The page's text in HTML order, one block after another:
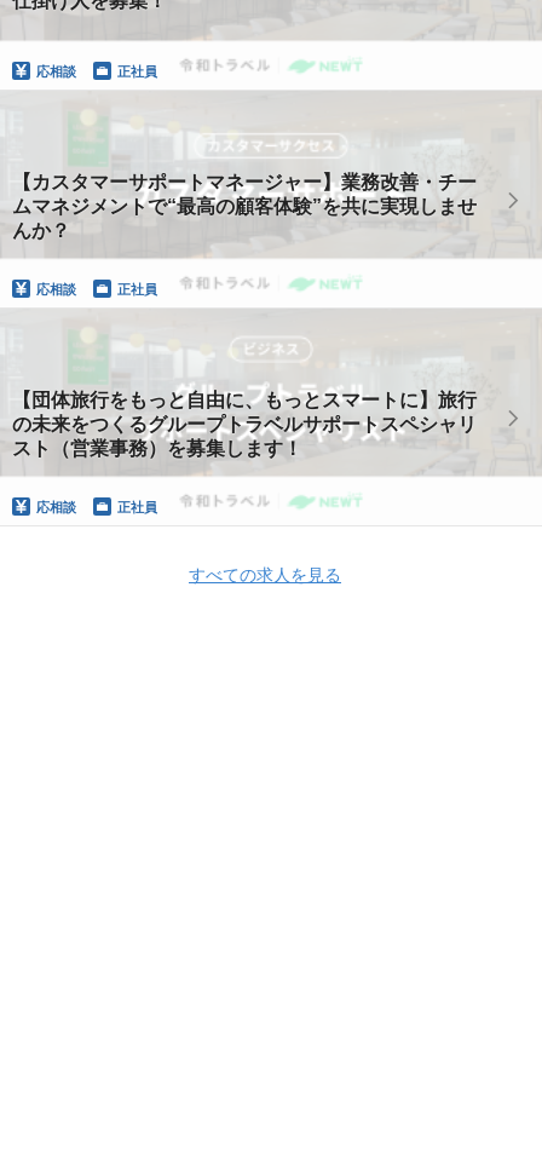
応相談 正社員
【カスタマーサポートマネージャー】業務改善・チー
ムマネジメントで“最高の顧客体験”を共に実現しませ
んか？
応相談 正社員
【団体旅行をもっと自由に、もっとスマートに】旅行
の未来をつくるグループトラベルサポートスペシャリ
スト（営業事務）を募集します！
応相談 正社員
すべての求人を見る